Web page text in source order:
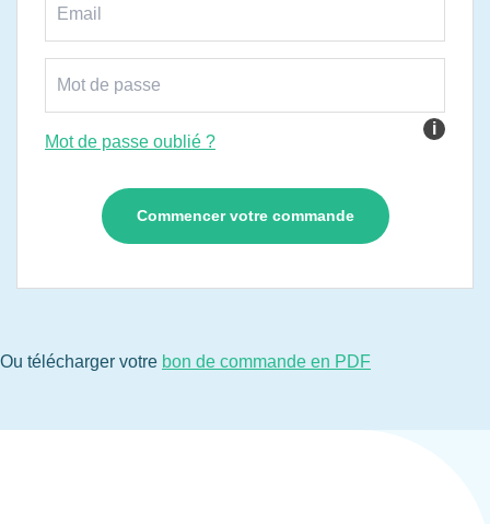
i
Mot de passe oublié ?
Ou télécharger votre bon de commande en PDF